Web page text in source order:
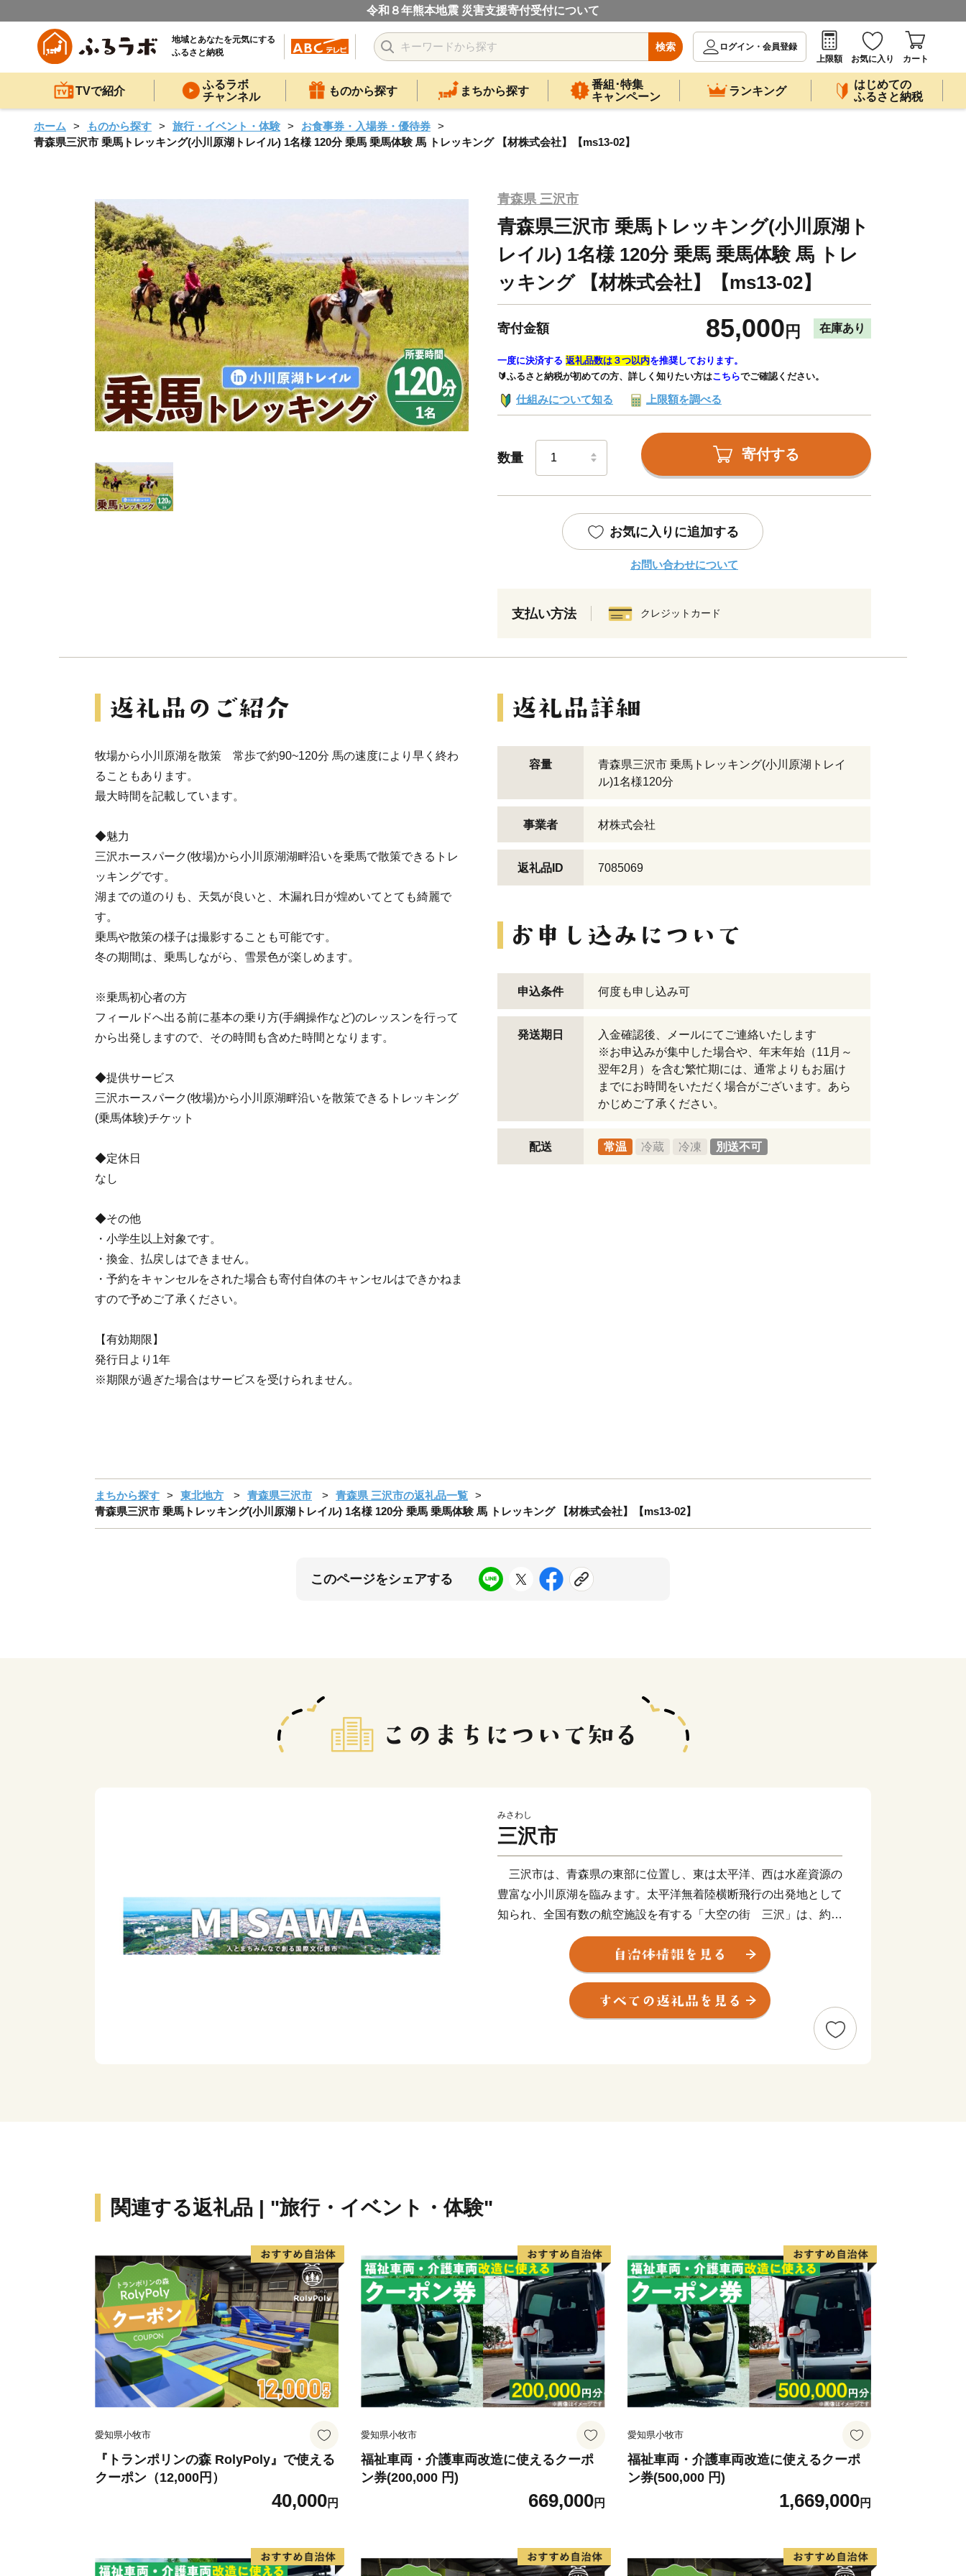
令和８年熊本地震 災害支援寄付受付について
地域とあなたを元気にする
ふるさと納税
検索
ログイン・会員登録
上限額
お気に入り カート
TVで紹介
ふるラボ
チャンネル
ものから探す まちから探す
番組･特集
キャンペーン
ランキング
はじめての
ふるさと納税
ホーム ものから探す 旅行・イベント・体験
お食事券・入場券・優待券
青森県三沢市 乗馬トレッキング(小川原湖トレイル) 1名様 120分 乗馬 乗馬体験 馬 トレッキング 【材株式会社】【ms13-02】
青森県 三沢市
青森県三沢市 乗馬トレッキング(小川原湖ト
レイル) 1名様 120分 乗馬 乗馬体験 馬 トレ
ッキング 【材株式会社】【ms13-02】
寄付金額 85,000 円 在庫あり
一度に決済する 返礼品数は３つ以内を推奨しております。
🔰ふるさと納税が初めての方、詳しく知りたい方はこちらでご確認ください。
仕組みについて知る 上限額を調べる
数量 寄付する
お気に入りに追加する
お問い合わせについて
支払い方法 クレジットカード
牧場から小川原湖を散策 常歩で約90~120分 馬の速度により早く終わ
ることもあります。
最大時間を記載しています。
◆魅力
三沢ホースパーク(牧場)から小川原湖湖畔沿いを乗馬で散策できるトレ
ッキングです。
湖までの道のりも、天気が良いと、木漏れ日が煌めいてとても綺麗で
す。
乗馬や散策の様子は撮影することも可能です。
冬の期間は、乗馬しながら、雪景色が楽しめます。
※乗馬初心者の方
フィールドへ出る前に基本の乗り方(手綱操作など)のレッスンを行って
から出発しますので、その時間も含めた時間となります。
◆提供サービス
三沢ホースパーク(牧場)から小川原湖畔沿いを散策できるトレッキング
(乗馬体験)チケット
◆定休日
なし
◆その他
・小学生以上対象です。
・換金、払戻しはできません。
・予約をキャンセルをされた場合も寄付自体のキャンセルはできかねま
すので予めご了承ください。
【有効期限】
発行日より1年
※期限が過ぎた場合はサービスを受けられません。
容量
青森県三沢市 乗馬トレッキング(小川原湖トレイ
ル)1名様120分
事業者 材株式会社
返礼品ID 7085069
申込条件 何度も申し込み可
発送期日
入金確認後、メールにてご連絡いたします
※お申込みが集中した場合や、年末年始（11月～
翌年2月）を含む繁忙期には、通常よりもお届け
までにお時間をいただく場合がございます。あら
かじめご了承ください。
配送 常温 冷蔵 冷凍 別送不可
まちから探す 東北地方 青森県三沢市
青森県 三沢市の返礼品一覧
青森県三沢市 乗馬トレッキング(小川原湖トレイル) 1名様 120分 乗馬 乗馬体験 馬 トレッキング 【材株式会社】【ms13-02】
このページをシェアする
みさわし
三沢市
三沢市は、青森県の東部に位置し、東は太平洋、西は水産資源の
豊富な小川原湖を臨みます。太平洋無着陸横断飛行の出発地として
知られ、全国有数の航空施設を有する「大空の街 三沢」は、約
38,000人の人口に加え、多くの米軍人やその家族が暮らし、その
街並みは異国情緒が漂い、アメリカンデー、航空祭といった日米交
流イベントが盛んです。
世界的にも重要な湿地としてラムサール条約に登録される「仏
沼」は、幻の鳥オオセッカ最大の最大の繁殖地として知られ、その
豊かな自然は、日本一のごぼうや、品質の高いにんにく、ブランド
関連する返礼品 | "旅行・イベント・体験"
愛知県小牧市
『トランポリンの森 RolyPoly』で使える
クーポン（12,000円）
40,000円
愛知県小牧市
福祉車両・介護車両改造に使えるクーポ
ン券(200,000 円)
669,000円
愛知県小牧市
福祉車両・介護車両改造に使えるクーポ
ン券(500,000 円)
1,669,000円